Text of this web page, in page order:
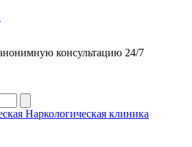
консультацию 24/7
Наркологическая клиника